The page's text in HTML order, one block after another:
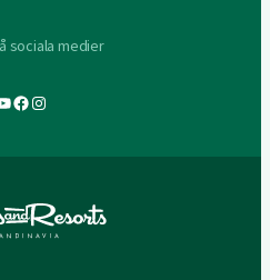
sociala medier
Facebook
Instagram